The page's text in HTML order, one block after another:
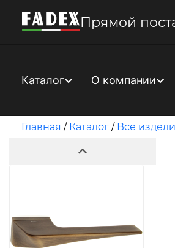
Прямой
Каталог О компании
Главная / Каталог / Все